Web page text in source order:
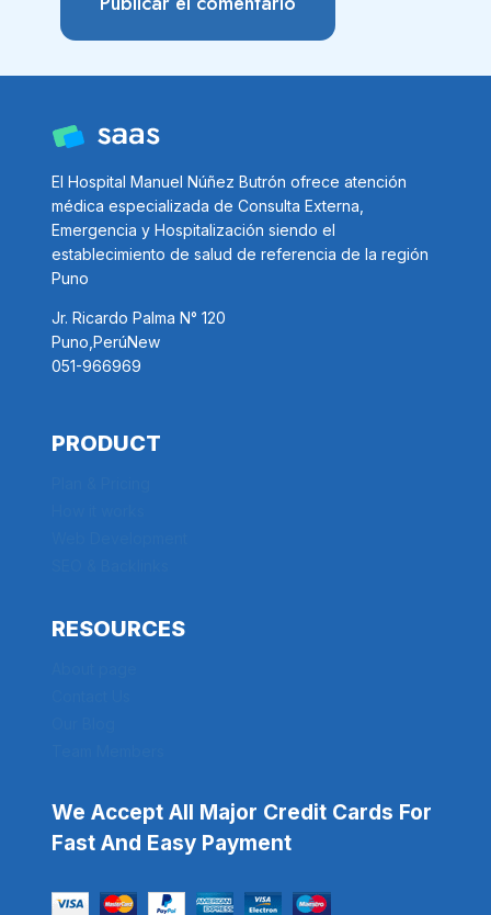
El Hospital Manuel Núñez Butrón ofrece atención
médica especializada de Consulta Externa,
Emergencia y Hospitalización siendo el
establecimiento de salud de referencia de la región
Puno
Jr. Ricardo Palma N° 120
Puno,PerúNew
051-966969
PRODUCT
RESOURCES
We Accept All Major Credit Cards For
Fast And Easy Payment